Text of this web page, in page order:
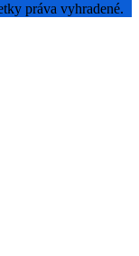
práva vyhradené.